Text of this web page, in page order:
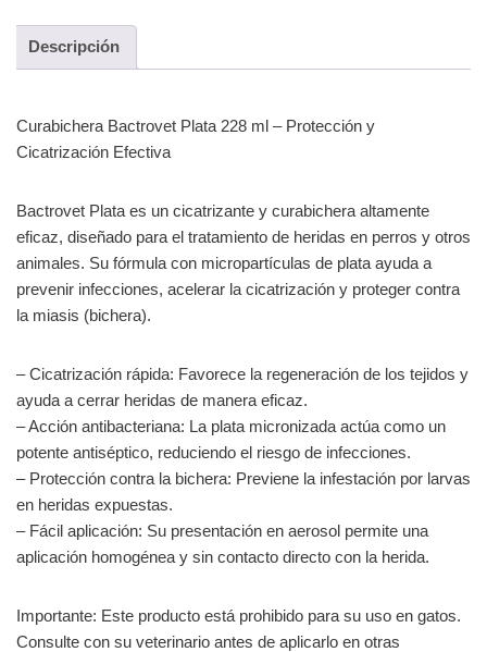
Descripción
Curabichera Bactrovet Plata 228 ml – Protección y
Cicatrización Efectiva
Bactrovet Plata es un cicatrizante y curabichera altamente
eficaz, diseñado para el tratamiento de heridas en perros y otros
animales. Su fórmula con micropartículas de plata ayuda a
prevenir infecciones, acelerar la cicatrización y proteger contra
la miasis (bichera).
– Cicatrización rápida: Favorece la regeneración de los tejidos y
ayuda a cerrar heridas de manera eficaz.
– Acción antibacteriana: La plata micronizada actúa como un
potente antiséptico, reduciendo el riesgo de infecciones.
– Protección contra la bichera: Previene la infestación por larvas
en heridas expuestas.
– Fácil aplicación: Su presentación en aerosol permite una
aplicación homogénea y sin contacto directo con la herida.
Importante: Este producto está prohibido para su uso en gatos.
Consulte con su veterinario antes de aplicarlo en otras